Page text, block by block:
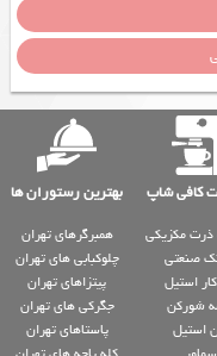
کافی شاپ بهترین رستوران ها
ذرت مکزیکی
صنعتی
استیل
شورکن
استیل
همبرگرهای تهران
چلوکبابی های تهران
پیتزاهای تهران
جگرکی های تهران
پاستاهای تهران